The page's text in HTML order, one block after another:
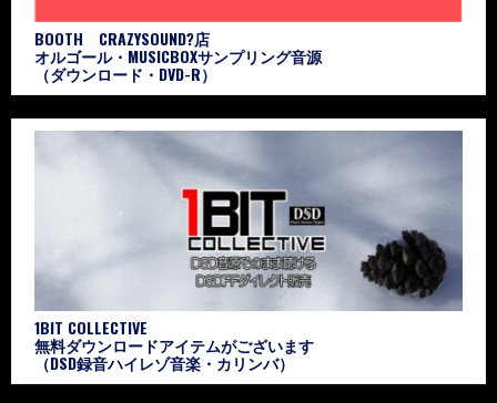
BOOTH CRAZYSOUND?店
オルゴール・MUSICBOXサンプリング音源
（ダウンロード・DVD-R）
1BIT COLLECTIVE
無料ダウンロードアイテムがございます
（DSD録音ハイレゾ音楽・カリンバ）